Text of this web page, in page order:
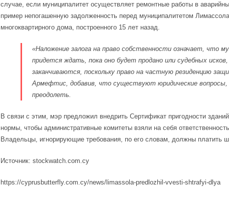
случае, если муниципалитет осуществляет ремонтные работы в
пример непогашенную задолженность перед муниципалитетом
многоквартирного дома, построенного 15 лет назад.
«Наложение залога на право собственности означает, что
придется ждать, пока оно будет продано или судебных
заканчиваются, поскольку право на частную резиденцию
Армефтис, добавив, что существуют юридические
преодолеть.
В связи с этим, мэр предложил внедрить Сертификат пригодности
нормы, чтобы административные комитеты взяли на себя
Владельцы, игнорирующие требования, по его словам, должны платить
Источник: stockwatch.com.cy
https://cyprusbutterfly.com.cy/news/limassola-predlozhil-vvesti-shtrafyi-dlya